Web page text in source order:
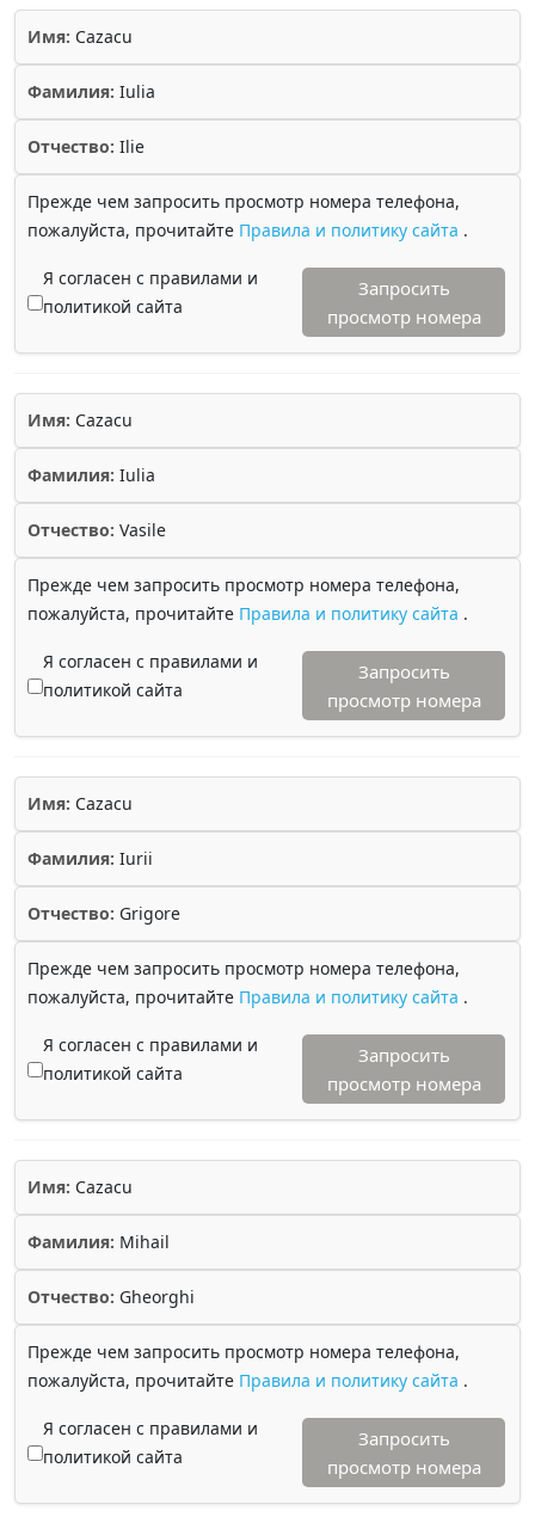
Имя: Cazacu
Фамилия: Iulia
Отчество: Ilie
Прежде чем запросить просмотр номера телефона,
пожалуйста, прочитайте Правила и политику сайта .
Я согласен с правилами и
политикой сайта
Запросить
просмотр номера
Имя: Cazacu
Фамилия: Iulia
Отчество: Vasile
Прежде чем запросить просмотр номера телефона,
пожалуйста, прочитайте Правила и политику сайта .
Я согласен с правилами и
политикой сайта
Запросить
просмотр номера
Имя: Cazacu
Фамилия: Iurii
Отчество: Grigore
Прежде чем запросить просмотр номера телефона,
пожалуйста, прочитайте Правила и политику сайта .
Я согласен с правилами и
политикой сайта
Запросить
просмотр номера
Имя: Cazacu
Фамилия: Mihail
Отчество: Gheorghi
Прежде чем запросить просмотр номера телефона,
пожалуйста, прочитайте Правила и политику сайта .
Я согласен с правилами и
политикой сайта
Запросить
просмотр номера